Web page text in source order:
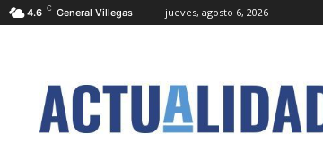
4.6 C General Villegas jueves, agosto 6, 2026